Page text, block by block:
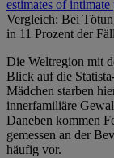
estimates of
Vergleich: Bei
in 11 Prozent der
Die Weltregion mit
Blick auf die
Mädchen starben
innerfamiliäre
Daneben kommen
gemessen an der
häufig vor.